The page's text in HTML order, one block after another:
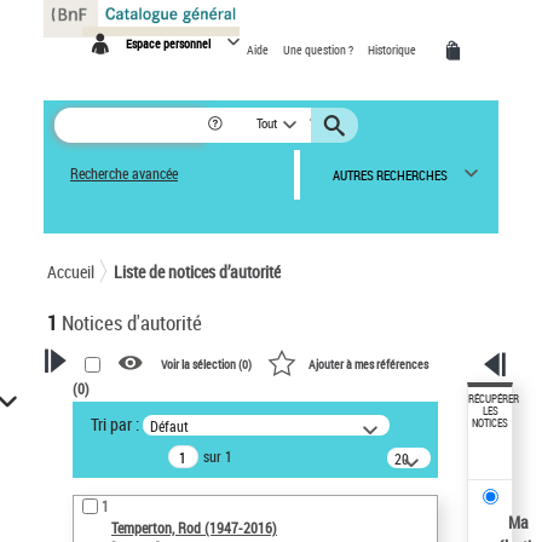
Espace personnel Aide Une question ? Historique
Tout
Recherche avancée AUTRES RECHERCHES
Accueil Liste de notices d’autorité
1 Notices d'autorité
VOTRE RECHERCHE
Recherche avancée dans les
notices d’autorité
Œuvres liées à l'auteur :
Temperton, Rod (1947-2016)
Voir la sélection (0) Ajouter à mes références
(0)
Tri par : Défaut
sur 1
20
résultats/page
1
Temperton, Rod (1947-2016)
RÉCUPÉRER
LES
NOTICES
Ma
Panneau de gestion des cookies